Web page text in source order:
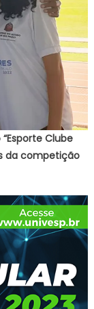
Clube
da competição